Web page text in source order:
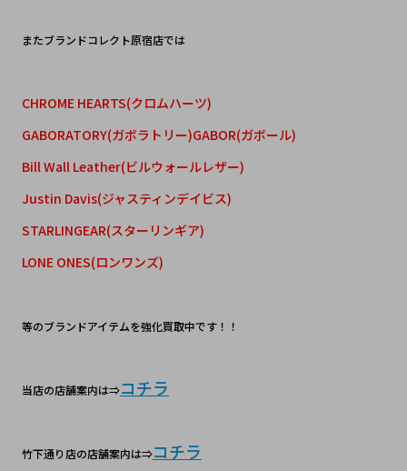
またブランドコレクト原宿店では
CHROME HEARTS(クロムハーツ)
GABORATORY(ガボラトリー)GABOR(ガボール)
Bill Wall Leather(ビルウォールレザー)
Justin Davis(ジャスティンデイビス)
STARLINGEAR(スターリンギア)
LONE ONES(ロンワンズ)
等のブランドアイテムを強化買取中です！！
当店の店舗案内は⇒コチラ
竹下通り店の店舗案内は⇒コチラ